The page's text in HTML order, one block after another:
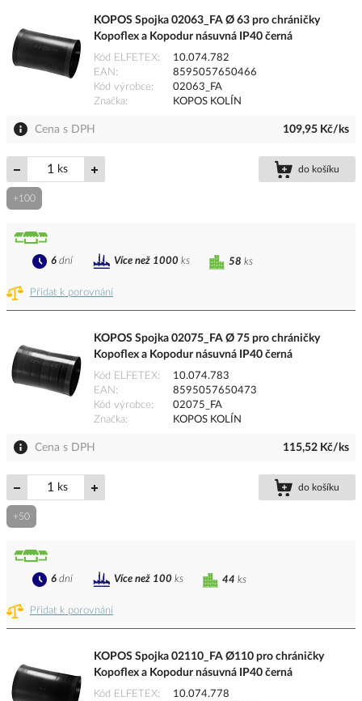
KOPOS Spojka 02063_FA Ø 63 pro chráničky
Kopoflex a Kopodur násuvná IP40 černá
Kód ELFETEX
10.074.782
EAN
8595057650466
Kód výrobce
02063_FA
Značka
KOPOS KOLÍN
Cena s DPH 109,95 Kč/ks
ks do košíku
+100
Přidat k porovnání
58 ks
6 dní Více než 1000 ks
KOPOS Spojka 02075_FA Ø 75 pro chráničky
Kopoflex a Kopodur násuvná IP40 černá
Kód ELFETEX
10.074.783
EAN
8595057650473
Kód výrobce
02075_FA
Značka
KOPOS KOLÍN
Cena s DPH 115,52 Kč/ks
ks do košíku
+50
Přidat k porovnání
44 ks
6 dní Více než 100 ks
KOPOS Spojka 02110_FA Ø110 pro chráničky
Kopoflex a Kopodur násuvná IP40 černá
Kód ELFETEX
10.074.778